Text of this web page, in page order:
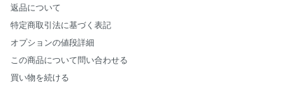
返品について
特定商取引法に基づく表記
オプションの値段詳細
この商品について問い合わせる
買い物を続ける